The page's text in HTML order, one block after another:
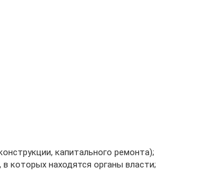
капитального ремонта);
находятся органы власти;